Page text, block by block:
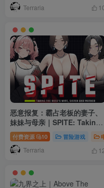
Terraria
恶意报复：霸占老板的妻子、
妹妹与母亲｜SPITE: Taking
the Boss’s Wife, Sister and
Mother｜官方中文-v1.6.0｜
1.08G｜免安装
付费资源 10 冒险游戏
Terraria